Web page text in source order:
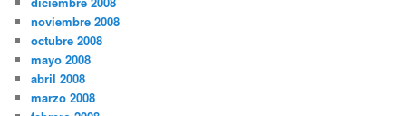
noviembre 2008
octubre 2008
mayo 2008
abril 2008
marzo 2008